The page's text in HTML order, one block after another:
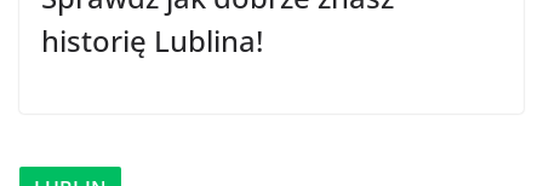
historię Lublina!